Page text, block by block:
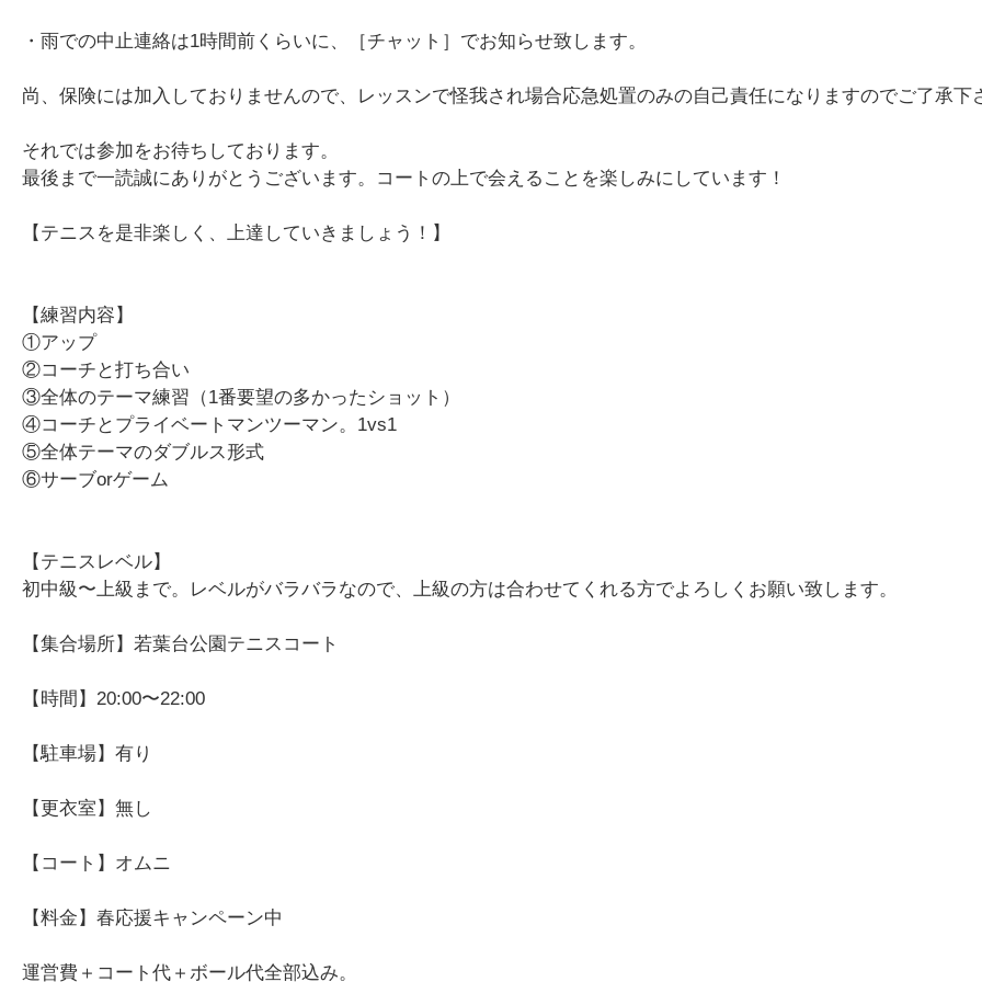
・雨での中止連絡は1時間前くらいに、［チャット］でお知らせ致します。
尚、保険には加入しておりませんので、レッスンで怪我され場合応急処置のみの自己責任になりますのでご了承下
それでは参加をお待ちしております。
最後まで一読誠にありがとうございます。コートの上で会えることを楽しみにしています！
【テニスを是非楽しく、上達していきましょう！】
【練習内容】
①アップ
②コーチと打ち合い
③全体のテーマ練習（1番要望の多かったショット）
④コーチとプライベートマンツーマン。1vs1
⑤全体テーマのダブルス形式
⑥サーブorゲーム
【テニスレベル】
初中級〜上級まで。レベルがバラバラなので、上級の方は合わせてくれる方でよろしくお願い致します。
【集合場所】若葉台公園テニスコート
【時間】20:00〜22:00
【駐車場】有り
【更衣室】無し
【コート】オムニ
【料金】春応援キャンペーン中
運営費＋コート代＋ボール代全部込み。